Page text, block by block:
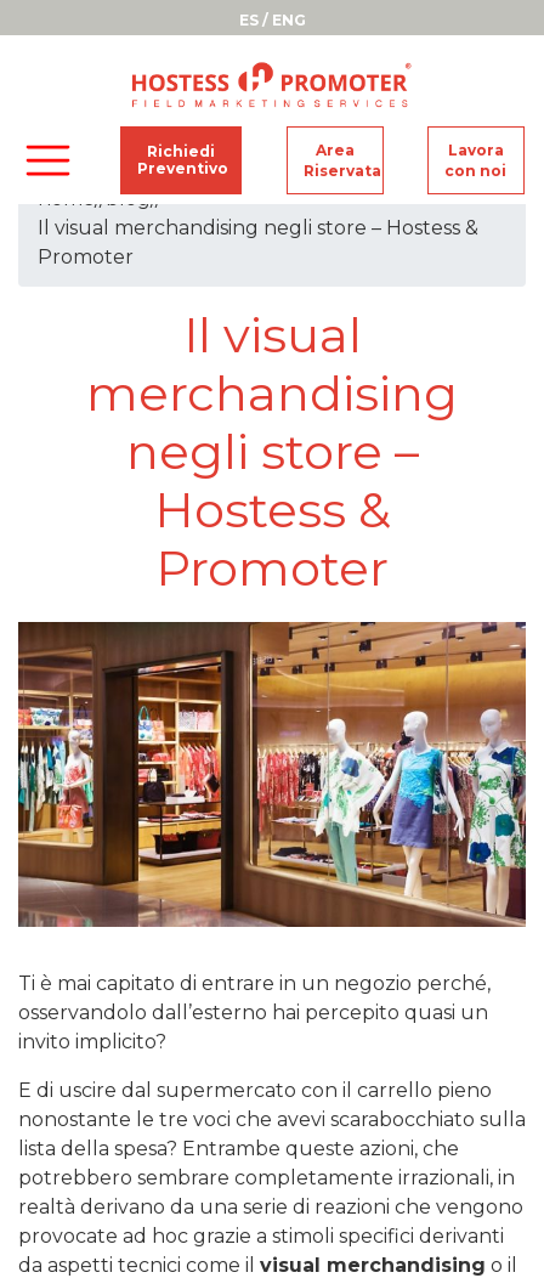
ES/ ENG
Richiedi
Preventivo
Area
Riservata
Lavora
con noi
home// blog//
Il visual merchandising negli store – Hostess &
Promoter
Il visual
merchandising
negli store –
Hostess &
Promoter
Ti è mai capitato di entrare in un negozio perché,
osservandolo dall’esterno hai percepito quasi un
invito implicito?
E di uscire dal supermercato con il carrello pieno
nonostante le tre voci che avevi scarabocchiato sulla
lista della spesa? Entrambe queste azioni, che
potrebbero sembrare completamente irrazionali, in
realtà derivano da una serie di reazioni che vengono
provocate ad hoc grazie a stimoli specifici derivanti
da aspetti tecnici come il visual merchandising o il